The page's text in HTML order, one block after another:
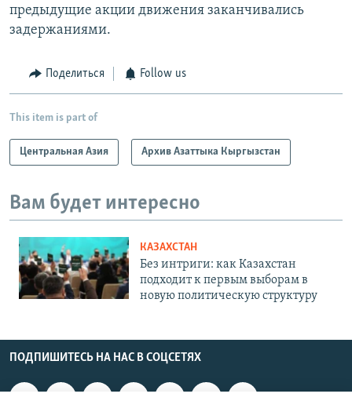
предыдущие акции движения заканчивались
задержаниями.
Поделиться Follow us
This item is part of
Центральная Азия Архив Азаттыка Кыргызстан
Вам будет интересно
КАЗАХСТАН
Без интриги: как Казахстан
подходит к первым выборам в
новую политическую структуру
ПОДПИШИТЕСЬ НА НАС В СОЦСЕТЯХ